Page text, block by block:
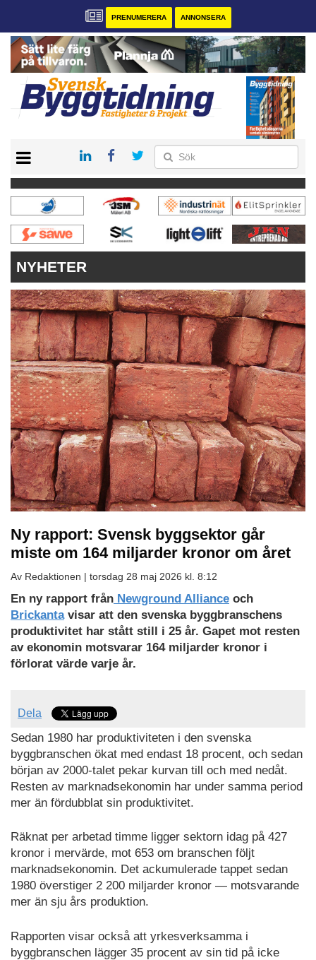
PRENUMERERA ANNONSERA
PRENUMERERA
VÅRA ANDRA MAGASIN
ANNONSERA
KONTAKT
NYHETER
Ny rapport: Svensk byggsektor går
miste om 164 miljarder kronor om året
Av Redaktionen | torsdag 28 maj 2026 kl. 8:12
En ny rapport från Newground Alliance och
Brickantavisar att den svenska byggbranschens
produktivitet har stått still i 25 år. Gapet mot resten
av ekonomin motsvarar 164 miljarder kronor i
förlorat värde varje år.
Dela
Sedan 1980 har produktiviteten i den svenska
byggbranschen ökat med endast 18 procent, och sedan
början av 2000-talet pekar kurvan till och med nedåt.
Resten av marknadsekonomin har under samma period
mer än fördubblat sin produktivitet.
Räknat per arbetad timme ligger sektorn idag på 427
kronor i mervärde, mot 653 om branschen följt
marknadsekonomin. Det ackumulerade tappet sedan
1980 överstiger 2 200 miljarder kronor — motsvarande
mer än sju års produktion.
Rapporten visar också att yrkesverksamma i
byggbranschen lägger 35 procent av sin tid på icke